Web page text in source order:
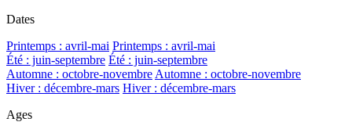
Dates
Printemps : avril-mai Printemps : avril-mai
Été : juin-septembre Été : juin-septembre
Automne : octobre-novembre Automne : octobre-novembre
Hiver : décembre-mars Hiver : décembre-mars
Ages